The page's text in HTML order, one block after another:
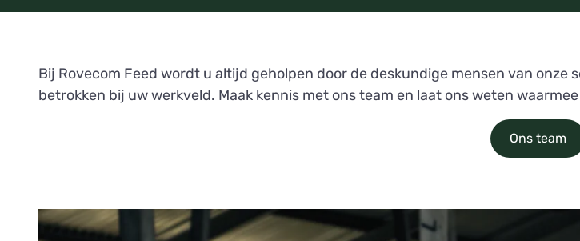
Bij Rovecom Feed wordt u altijd geholpen door de deskundige mensen van
betrokken bij uw werkveld. Maak kennis met ons team en laat ons weten
Ons team